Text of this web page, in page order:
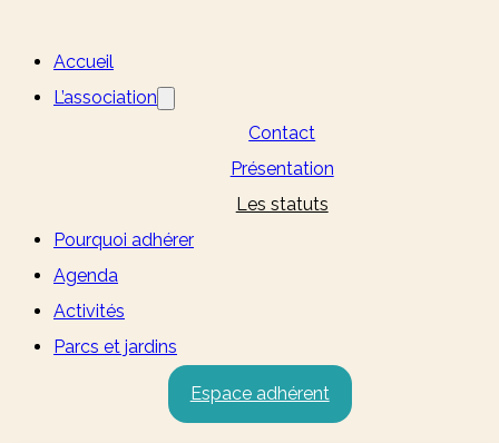
Accueil
L’association
Contact
Présentation
Les statuts
Pourquoi adhérer
Agenda
Activités
Parcs et jardins
Espace adhérent